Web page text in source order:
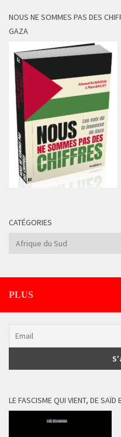
NOUS NE SOMMES PAS DES
GAZA
CATÉGORIES
Catégories
PLUS
LE FASCISME QUI VIENT, DE SAÏD